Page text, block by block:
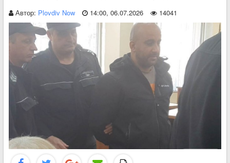
Автор: Plovdiv Now 14:00, 06.07.2026 14041